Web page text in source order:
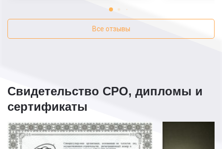
обратимся
Все отзывы
Свидетельство СРО, дипломы и
сертификаты